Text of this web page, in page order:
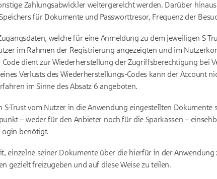
Zahlungsabwickler weitergereicht werden. Darüber
für Dokumente und Passworttresor, Frequenz der
welche für eine Anmeldung zu dem jeweiligen S
im Rahmen der Registrierung angezeigten und im
dient zur Wiederherstellung der Zugriffsberechtigung bei
Verlusts des Wiederherstellungs-Codes kann der Account
im Sinne des Absatz 6 angeboten.
Trust vom Nutzer in die Anwendung eingestellten Dokumente
– weder für den Anbieter noch für die Sparkassen –
benötigt.
einzelne seiner Dokumente über die hierfür in der
gezielt freizugeben und auf diese Weise zu teilen.